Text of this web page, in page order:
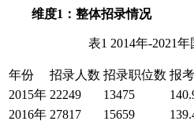
维度1：整体招录情况
表1 2014年-2021
年份 招录人数 招录职位数 报
2015年 22249 13475
2016年 27817 15659